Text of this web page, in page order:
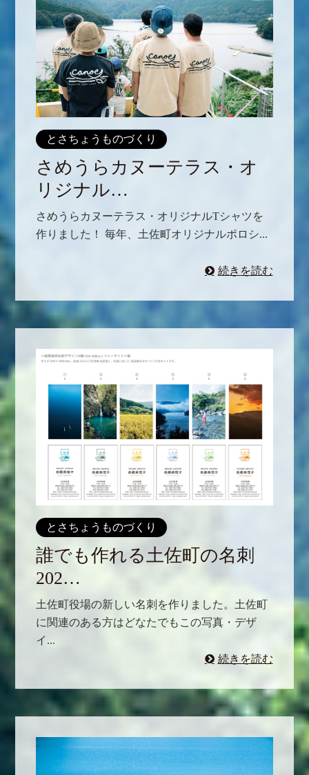
とさちょうものづくり
さめうらカヌーテラス・オ
リジナル…
さめうらカヌーテラス・オリジナルTシャツを
作りました！ 毎年、土佐町オリジナルポロシ...
続きを読む
とさちょうものづくり
誰でも作れる土佐町の名刺
202…
土佐町役場の新しい名刺を作りました。土佐町
に関連のある方はどなたでもこの写真・デザ
イ...
続きを読む